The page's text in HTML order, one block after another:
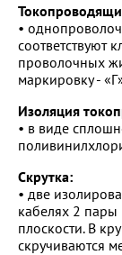
•
соответствуют
проволочных
маркировку -
Изоляция
• в виде
Скрутка:
• две
кабелях 2 пары
плоскости. В
скручиваются